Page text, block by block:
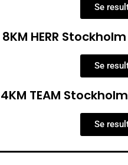
Se
8KM HERR
Se
4KM TEAM
Se